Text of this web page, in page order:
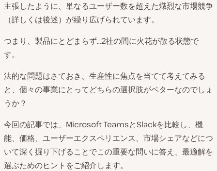
主張したように、単なるユーザー数を超えた熾烈な市場競争
（詳しくは後述）が繰り広げられています。
つまり、製品にとどまらず…2社の間に火花が散る状態で
す。
法的な問題はさておき、生産性に焦点を当てて考えてみる
と、個々の事業にとってどちらの選択肢がベターなのでしょ
うか？
今回の記事では、Microsoft TeamsとSlackを比較し、機
能、価格、ユーザーエクスペリエンス、市場シェアなどにつ
いて深く掘り下げることでこの重要な問いに答え、最適解を
選ぶためのヒントをご紹介します。